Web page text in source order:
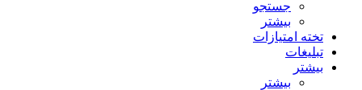
جستجو
بیشتر
تخته امتیازات
تبلیغات
بیشتر
بیشتر